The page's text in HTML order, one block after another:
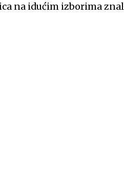
na idućim izborima